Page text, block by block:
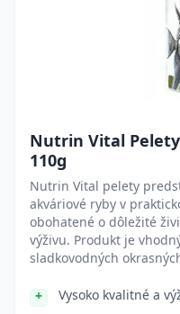
Nutrin Vital
110g
Nutrin Vital pelety
akváriové ryby v
obohatené o dôležité
výživu. Produkt je
sladkovodných
Vysoko kvalitné a